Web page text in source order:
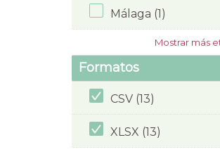
Málaga (1)
Mostrar más
Formatos
CSV (13)
XLSX (13)